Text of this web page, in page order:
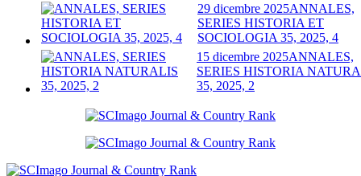
29 dicembre 2025ANNALES,
SERIES HISTORIA ET
SOCIOLOGIA 35, 2025, 4
15 dicembre 2025ANNALES,
SERIES HISTORIA
35, 2025, 2